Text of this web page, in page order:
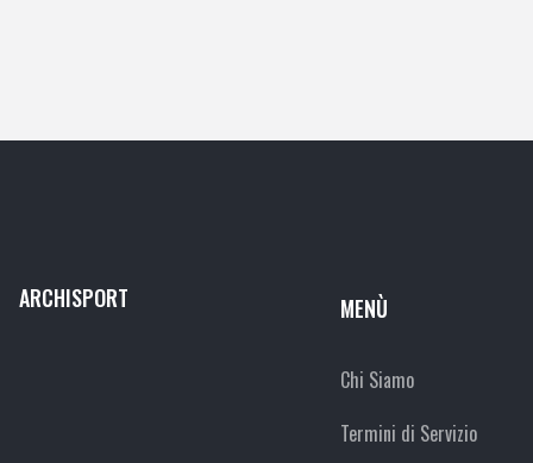
ARCHISPORT MENÙ
Chi Siamo
Termini di Servizio